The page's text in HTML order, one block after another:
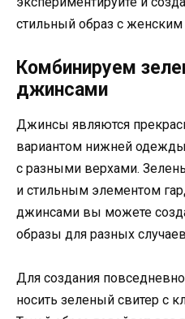
стильный образ с
Комбинируем
джинсами
Джинсы являются
вариантом нижней
с разными верхами.
и стильным элементом
джинсами вы можете
образы для разных
Для создания
носить зеленый свитер с